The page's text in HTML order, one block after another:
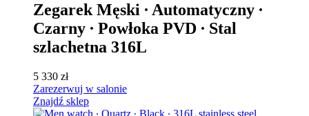
Zegarek Męski ∙ Automatyczny ∙
Czarny ∙ Powłoka PVD ∙ Stal
szlachetna 316L
5 330 zł
Zarezerwuj w salonie
Znajdź sklep